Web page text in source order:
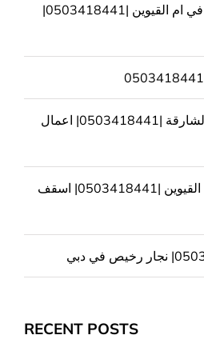
تكسير وترميم حمامات في ام القيوين |0503418441|
شركة صيانة عامة في الشارقة |0503418441| اعمال
تركيب فورسيلنج في ام القيوين |0503418441| اسقف
RECENT POSTS